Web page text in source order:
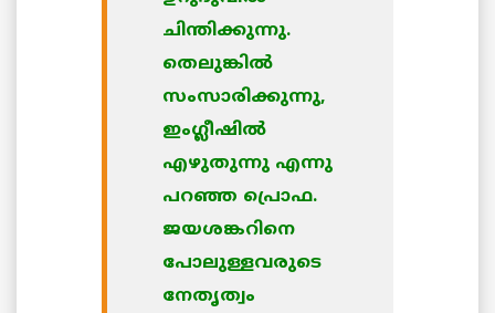
ചിന്തിക്കുന്നു.
തെലുങ്കില്‍
സംസാരിക്കുന്നു,
ഇംഗ്ലീഷില്‍
എഴുതുന്നു എന്നു
പറഞ്ഞ പ്രൊഫ.
ജയശങ്കറിനെ
പോലുള്ളവരുടെ
നേതൃത്വം